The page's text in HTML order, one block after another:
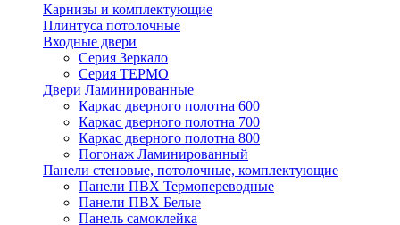
Карнизы и комплектующие
Плинтуса потолочные
Входные двери
Серия Зеркало
Серия ТЕРМО
Двери Ламинированные
Каркас дверного полотна 600
Каркас дверного полотна 700
Каркас дверного полотна 800
Погонаж Ламинированный
Панели стеновые, потолочные, комплектующие
Панели ПВХ Термопереводные
Панели ПВХ Белые
Панель самоклейка